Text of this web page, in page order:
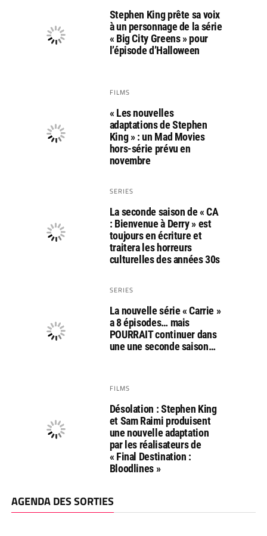
Stephen King prête sa voix
à un personnage de la série
« Big City Greens » pour
l’épisode d’Halloween
FILMS
« Les nouvelles
adaptations de Stephen
King » : un Mad Movies
hors-série prévu en
novembre
SERIES
La seconde saison de « CA
: Bienvenue à Derry » est
toujours en écriture et
traitera les horreurs
culturelles des années 30s
SERIES
La nouvelle série « Carrie »
a 8 épisodes… mais
POURRAIT continuer dans
une une seconde saison…
FILMS
Désolation : Stephen King
et Sam Raimi produisent
une nouvelle adaptation
par les réalisateurs de
« Final Destination :
Bloodlines »
AGENDA DES SORTIES